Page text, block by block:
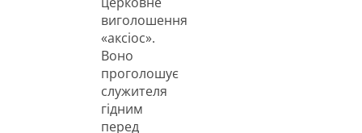
виголошення
«аксіос».
Воно
проголошує
служителя
гідним
перед